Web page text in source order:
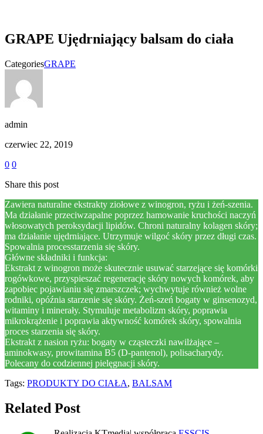
GRAPE Ujędrniający balsam do ciała
CategoriesGRAPE
admin
czerwiec 22, 2019
0 0
Share this post
Zawiera naturalne ekstrakty ziołowe z winogron, ryżu i żeń-szenia.
Ma działanie przeciwzapalne poprzez hamowanie kruchości naczyń
włosowatych peroksydacji lipidów. Chroni naturalny kolagen skóry;
ma działanie ujędrniające. Utrzymuje wilgoć skóry przez długi czas.
Spowalnia processtarzenia się skóry.
Główne składniki i funkcja:
Ekstrakt z winogron może skutecznie usuwać starzejące się komórki
rogówkowe, przyspieszać regenerację skóry nowych komórek, aby
zapobiec pojawianiu się zmarszczek; wychwytuje również wolne
rodniki, opóźnia starzenie się skóry. Żeń-szeń bogaty w ginsenozyd,
witaminy i minerały. Stymuluje metabolizm skóry, poprawia
mikrokrążenie i poprawia aktywność komórek skóry, spowalnia
proces starzenia się skóry.
Ekstrakt z nasion ryżu: bogaty w cząsteczki nawilżające –
aminokwasy, prowitamina B5 (D-pantenol), polisacharydy.
Polecany do codziennej pielęgnacji skóry.
Tags: PRODUKTY DO CIAŁA, BALSAM
Related Post